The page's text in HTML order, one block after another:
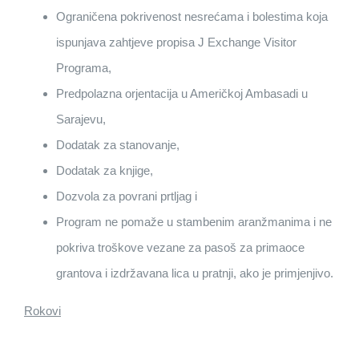
Ograničena pokrivenost nesrećama i bolestima koja
ispunjava zahtjeve propisa J Exchange Visitor
Programa,
Predpolazna orjentacija u Američkoj Ambasadi u
Sarajevu,
Dodatak za stanovanje,
Dodatak za knjige,
Dozvola za povrani prtljag i
Program ne pomaže u stambenim aranžmanima i ne
pokriva troškove vezane za pasoš za primaoce
grantova i izdržavana lica u pratnji, ako je primjenjivo.
Rokovi